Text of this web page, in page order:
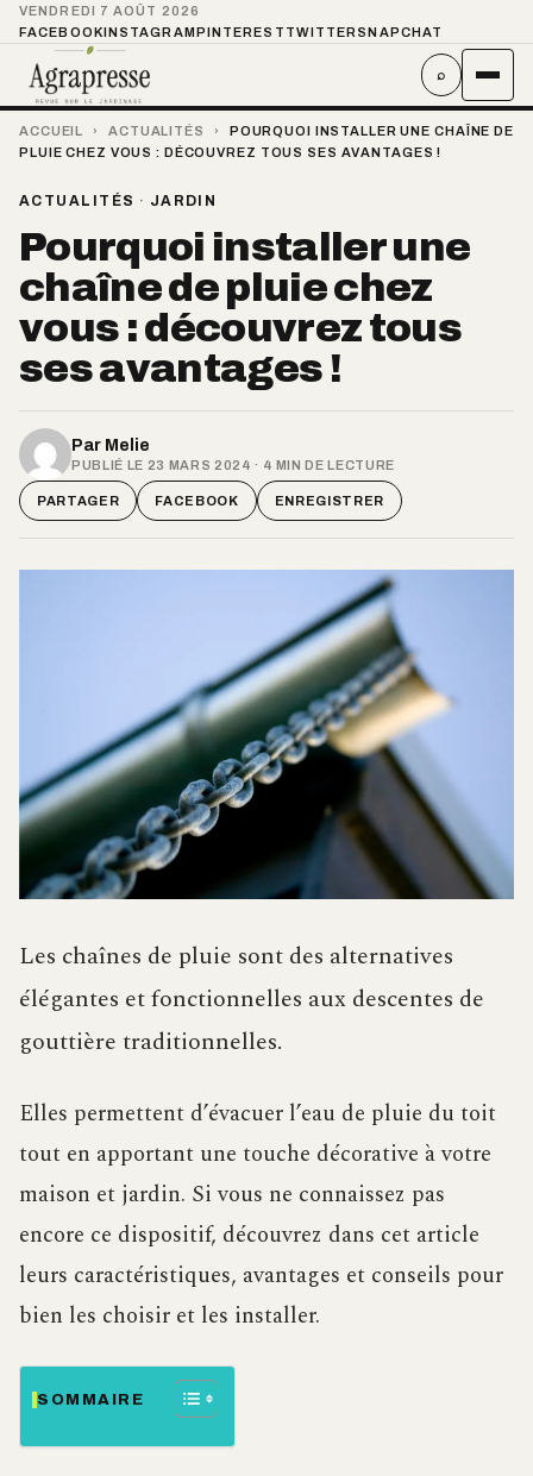
VENDREDI 7 AOÛT 2026
FACEBOOKINSTAGRAMPINTEREST TWITTER SNAPCHAT
⌕
ACCUEIL › ACTUALITÉS ›
POURQUOI INSTALLER UNE CHAÎNE DE
PLUIE CHEZ VOUS : DÉCOUVREZ TOUS SES AVANTAGES !
ACTUALITÉS · JARDIN
Pourquoi installer une
chaîne de pluie chez
vous : découvrez tous
ses avantages !
Par Melie
PUBLIÉ LE 23 MARS 2024 · 4 MIN DE LECTURE
PARTAGER FACEBOOK ENREGISTRER
Les chaînes de pluie sont des alternatives
élégantes et fonctionnelles aux descentes de
gouttière traditionnelles.
Elles permettent d’évacuer l’eau de pluie du toit
tout en apportant une touche décorative à votre
maison et jardin. Si vous ne connaissez pas
encore ce dispositif, découvrez dans cet article
leurs caractéristiques, avantages et conseils pour
bien les choisir et les installer.
SOMMAIRE